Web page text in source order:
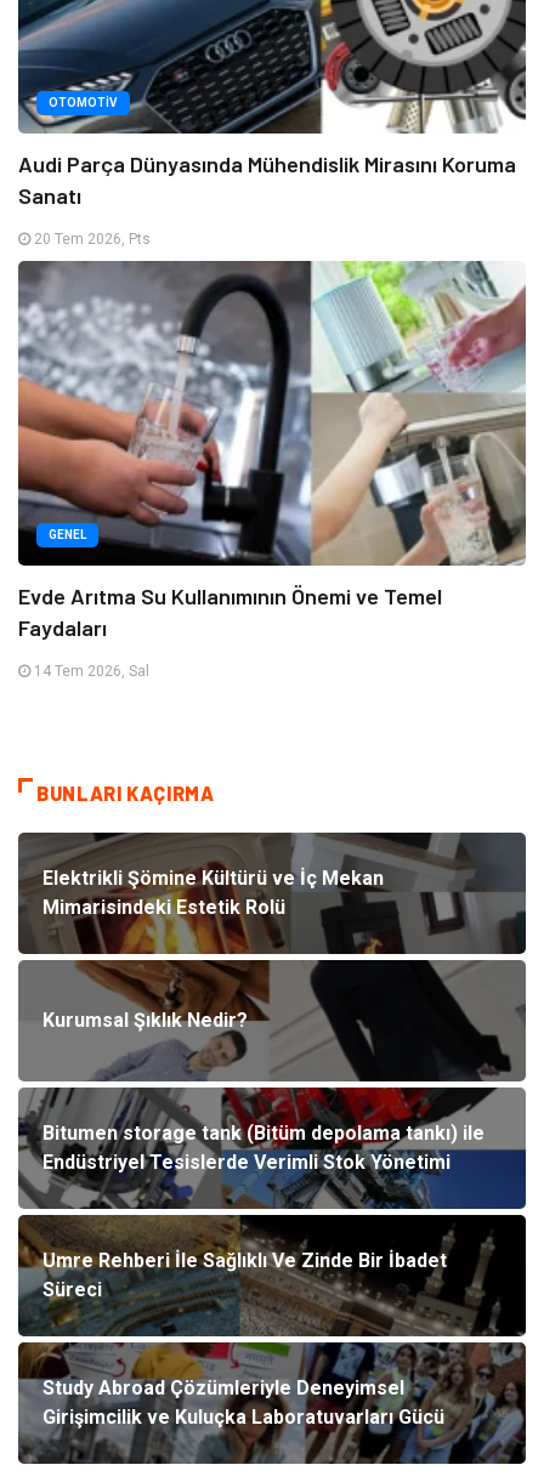
OTOMOTIV
Audi Parça Dünyasında Mühendislik Mirasını Koruma
Sanatı
20 Tem 2026, Pts
GENEL
Evde Arıtma Su Kullanımının Önemi ve Temel
Faydaları
14 Tem 2026, Sal
BUNLARI KAÇIRMA
Elektrikli Şömine Kültürü ve İç Mekan
Mimarisindeki Estetik Rolü
Kurumsal Şıklık Nedir?
Bitumen storage tank (Bitüm depolama tankı) ile
Endüstriyel Tesislerde Verimli Stok Yönetimi
Umre Rehberi İle Sağlıklı Ve Zinde Bir İbadet
Süreci
Study Abroad Çözümleriyle Deneyimsel
Girişimcilik ve Kuluçka Laboratuvarları Gücü